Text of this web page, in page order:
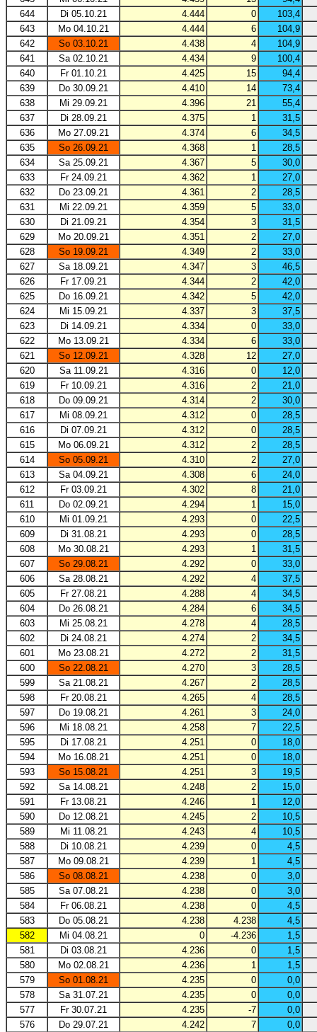
644
Di 05.10.21 4.444 0
103,4
643
Mo 04.10.21 4.444 6
104,9
642
So 03.10.21 4.438 4
104,9
641
Sa 02.10.21 4.434 9
100,4
640
Fr 01.10.21 4.425 15
94,4
639
Do 30.09.21 4.410 14
73,4
638
Mi 29.09.21 4.396 21
55,4
637
Di 28.09.21 4.375 1
31,5
636
Mo 27.09.21 4.374 6
34,5
635
So 26.09.21 4.368 1
28,5
634
Sa 25.09.21 4.367 5
30,0
633
Fr 24.09.21 4.362 1
27,0
632
Do 23.09.21 4.361 2
28,5
631
Mi 22.09.21 4.359 5
33,0
630
Di 21.09.21 4.354 3
31,5
629
Mo 20.09.21 4.351 2
27,0
628
So 19.09.21 4.349 2
33,0
627
Sa 18.09.21 4.347 3
46,5
626
Fr 17.09.21 4.344 2
42,0
625
Do 16.09.21 4.342 5
42,0
624
Mi 15.09.21 4.337 3
37,5
623
Di 14.09.21 4.334 0
33,0
622
Mo 13.09.21 4.334 6
33,0
621
So 12.09.21 4.328 12
27,0
620
Sa 11.09.21 4.316 0
12,0
619
Fr 10.09.21 4.316 2
21,0
618
Do 09.09.21 4.314 2
30,0
617
Mi 08.09.21 4.312 0
28,5
616
Di 07.09.21 4.312 0
28,5
615
Mo 06.09.21 4.312 2
28,5
614
So 05.09.21 4.310 2
27,0
613
Sa 04.09.21 4.308 6
24,0
612
Fr 03.09.21 4.302 8
21,0
611
Do 02.09.21 4.294 1
15,0
610
Mi 01.09.21 4.293 0
22,5
609
Di 31.08.21 4.293 0
28,5
608
Mo 30.08.21 4.293 1
31,5
607
So 29.08.21 4.292 0
33,0
606
Sa 28.08.21 4.292 4
37,5
605
Fr 27.08.21 4.288 4
34,5
604
Do 26.08.21 4.284 6
34,5
603
Mi 25.08.21 4.278 4
28,5
602
Di 24.08.21 4.274 2
34,5
601
Mo 23.08.21 4.272 2
31,5
600
So 22.08.21 4.270 3
28,5
599
Sa 21.08.21 4.267 2
28,5
598
Fr 20.08.21 4.265 4
28,5
597
Do 19.08.21 4.261 3
24,0
596
Mi 18.08.21 4.258 7
22,5
595
Di 17.08.21 4.251 0
18,0
594
Mo 16.08.21 4.251 0
18,0
593
So 15.08.21 4.251 3
19,5
592
Sa 14.08.21 4.248 2
15,0
591
Fr 13.08.21 4.246 1
12,0
590
Do 12.08.21 4.245 2
10,5
589
Mi 11.08.21 4.243 4
10,5
588
Di 10.08.21 4.239 0
4,5
587
Mo 09.08.21 4.239 1
4,5
586
So 08.08.21 4.238 0
3,0
585
Sa 07.08.21 4.238 0
3,0
584
Fr 06.08.21 4.238 0
4,5
583
Do 05.08.21 4.238 4.238
4,5
582
Mi 04.08.21 0 -4.236
1,5
581
Di 03.08.21 4.236 0
1,5
580
Mo 02.08.21 4.236 1
1,5
579
So 01.08.21 4.235 0
0,0
578
Sa 31.07.21 4.235 0
0,0
577
Fr 30.07.21 4.235 -7
0,0
576
Do 29.07.21 4.242 7
0,0